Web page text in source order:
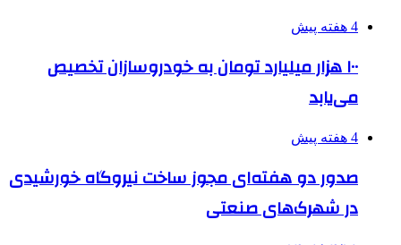
4 هفته پیش
۱۰۰ هزار میلیارد تومان به خودروسازان تخصیص
می‌یابد
4 هفته پیش
صدور دو هفته‌ای مجوز ساخت نیروگاه خورشیدی
در شهرک‌های صنعتی